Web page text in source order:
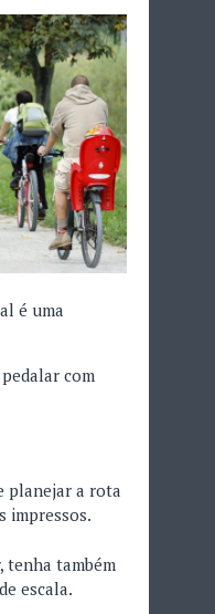
é uma
com
planejar a rota
impressos.
tenha também
escala.